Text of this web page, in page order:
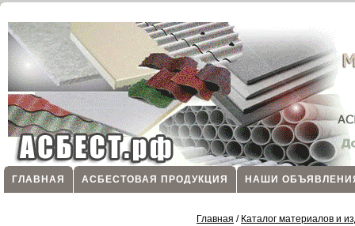
ГЛАВНАЯ АСБЕСТОВАЯ ПРОДУКЦИЯ НАШИ
Главная / Каталог материалов и